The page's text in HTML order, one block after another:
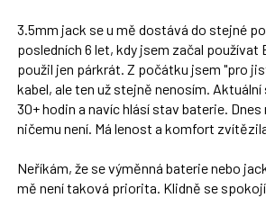
3.5mm jack se u mě dostává do stejné
posledních 6 let, kdy jsem začal používat
použil jen párkrát. Z počátku jsem "pro
kabel, ale ten už stejně nenosím.
30+ hodin a navíc hlásí stav baterie. Dnes
ničemu není. Má lenost a komfort
Neříkám, že se výměnná baterie nebo
mě není taková priorita. Klidně se